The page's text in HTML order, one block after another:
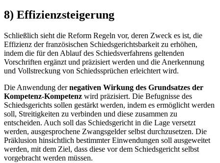
8) Effizienzsteigerung
Schließlich sieht die Reform Regeln vor, deren Zweck es ist, die
Effizienz der französischen Schiedsgerichtsbarkeit zu erhöhen,
indem die für den Ablauf des Schiedsverfahrens geltenden
Vorschriften ergänzt und präzisiert werden und die Anerkennung
und Vollstreckung von Schiedssprüchen erleichtert wird.
Die Anwendung dernegativen Wirkung des Grundsatzes der
Kompetenz-Kompetenz wird präzisiert. Die Befugnisse des
Schiedsgerichts sollen gestärkt werden, indem es ermöglicht werden
soll, Streitigkeiten zu verbinden und diese zusammen zu
entscheiden. Auch soll das Schiedsgericht in die Lage versetzt
werden, ausgesprochene Zwangsgelder selbst durchzusetzen. Die
Präklusion hinsichtlich bestimmter Einwendungen soll ausgeweitet
werden, mit dem Ziel, dass diese vor dem Schiedsgericht selbst
vorgebracht werden müssen.